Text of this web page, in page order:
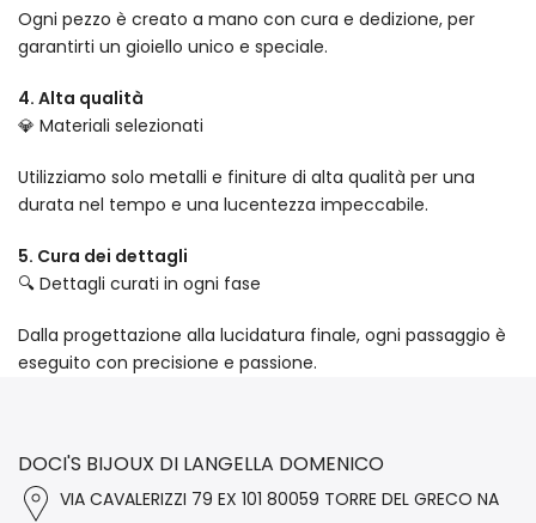
Ogni pezzo è creato a mano con cura e dedizione, per
garantirti un gioiello unico e speciale.
4. Alta qualità
💎 Materiali selezionati
Utilizziamo solo metalli e finiture di alta qualità per una
durata nel tempo e una lucentezza impeccabile.
5. Cura dei dettagli
🔍 Dettagli curati in ogni fase
Dalla progettazione alla lucidatura finale, ogni passaggio è
eseguito con precisione e passione.
DOCI'S BIJOUX DI LANGELLA DOMENICO
VIA CAVALERIZZI 79 EX 101 80059 TORRE DEL GRECO NA